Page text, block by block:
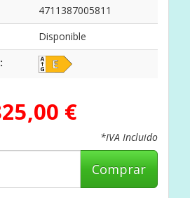
4711387005811
Disponible
€
*IVA Incluido
Comprar